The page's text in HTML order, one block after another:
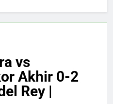
vs
Akhir 0-2
Rey |